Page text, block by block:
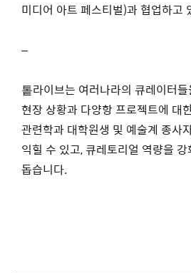
미디어 아트 페스티벌)과 협업하고
–
톹라이브는 여러나라의 큐레이터
현장 상황과 다양항 프로젝트에 대
관련학과 대학원생 및 예술계 종사
익힐 수 있고, 큐레토리얼 역량을
돕습니다.